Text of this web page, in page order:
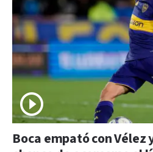
Boca empató con Vélez